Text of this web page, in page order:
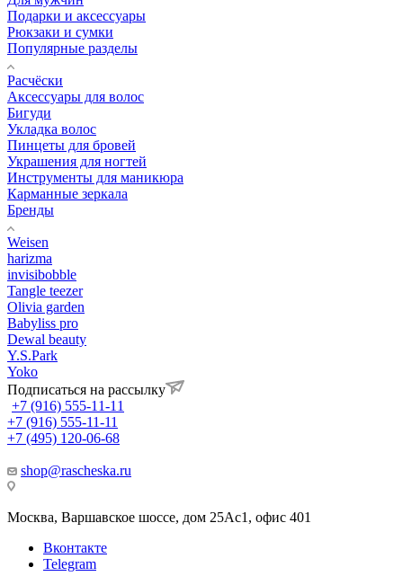
Подарки и аксессуары
Рюкзаки и сумки
Популярные разделы
Расчёски
Аксессуары для волос
Бигуди
Укладка волос
Пинцеты для бровей
Украшения для ногтей
Инструменты для маникюра
Карманные зеркала
Бренды
Weisen
harizma
invisibobble
Tangle teezer
Olivia garden
Babyliss pro
Dewal beauty
Y.S.Park
Yoko
Подписаться на рассылку
+7 (916) 555-11-11
+7 (916) 555-11-11
+7 (495) 120-06-68
shop@rascheska.ru
Москва, Варшавское шоссе, дом 25Аc1, офис 401
Вконтакте
Telegram